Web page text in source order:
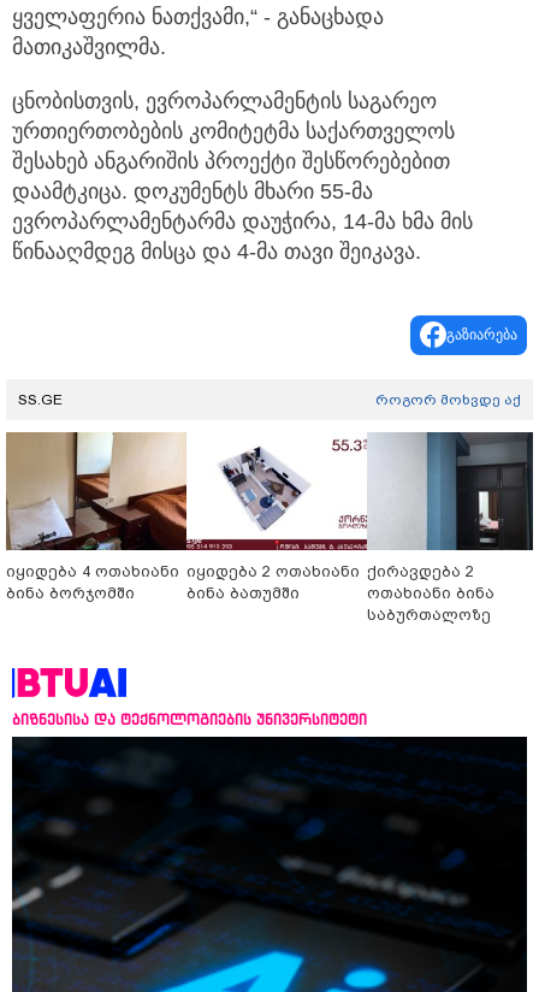
ყველაფერია ნათქვამი,“ - განაცხადა
მათიკაშვილმა.
ცნობისთვის, ევროპარლამენტის საგარეო
ურთიერთობების კომიტეტმა საქართველოს
შესახებ ანგარიშის პროექტი შესწორებებით
დაამტკიცა. დოკუმენტს მხარი 55-მა
ევროპარლამენტარმა დაუჭირა, 14-მა ხმა მის
წინააღმდეგ მისცა და 4-მა თავი შეიკავა.
გაზიარება
SS.GE როგორ მოხვდე აქ
იყიდება 4 ოთახიანი
ბინა ბორჯომში
იყიდება 2 ოთახიანი
ბინა ბათუმში
ქირავდება 2
ოთახიანი ბინა
საბურთალოზე
ბიზნესისა და ტექნოლოგიების უნივერსიტეტი